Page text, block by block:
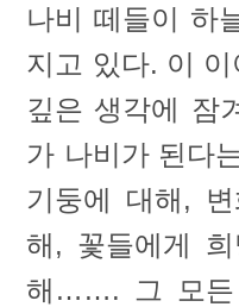
나비 떼들이 하
지고 있다. 이
깊은 생각에 잠
가 나비가 된다
기둥에 대해,
해, 꽃들에게
해……. 그 모든